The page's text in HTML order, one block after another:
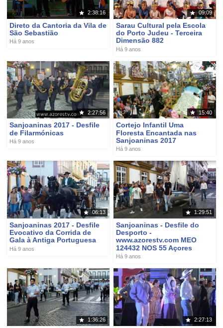
2:38:16
Direto da Cantoria da Vila de
São Sebastião
Há 9 anos
09:09
Sarau Cultural pela Escola
do Porto Judeu - Terceira
Dimensão 882
Há 9 anos
2:27:56
Sanjoaninas 2017 - Desfile
de Filarmónicas
Há 9 anos
15:40
Cortejo Infantil Uma
Floresta Encantada nas
Sanjoaninas 2017
Há 9 anos
06:13
Sanjoaninas 2017 - Desfile
Evocativo da Corrida de
Gala à Antiga Portuguesa
Há 9 anos
1:29:51
Sanjoaninas - Desfile do
Desporto -
www.azorestv.com MEO
124432 NOS 55 Açores
Há 9 anos
1:36:26 2:27:13